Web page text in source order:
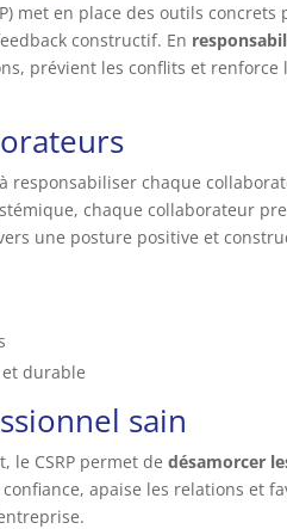
met en place des outils
constructif. En
prévient les conflits et renforce
responsabiliser chaque
chaque collaborateur
une posture positive et
durable
sain
le CSRP permet de désamorcer
apaise les relations et